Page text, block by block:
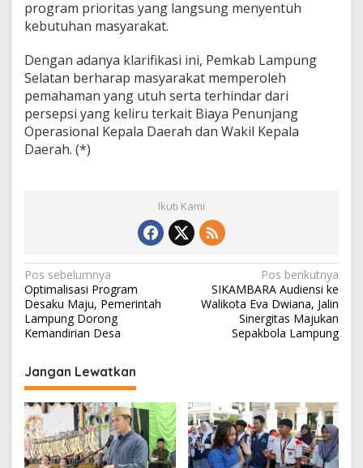
program prioritas yang langsung menyentuh
kebutuhan masyarakat.
Dengan adanya klarifikasi ini, Pemkab Lampung
Selatan berharap masyarakat memperoleh
pemahaman yang utuh serta terhindar dari
persepsi yang keliru terkait Biaya Penunjang
Operasional Kepala Daerah dan Wakil Kepala
Daerah. (*)
Ikuti Kami
N
a
v
i
g
a
s
i
p
Pos sebelumnya
Optimalisasi Program
Desaku Maju, Pemerintah
Lampung Dorong
Kemandirian Desa
Pos berikutnya
SIKAMBARA Audiensi ke
Walikota Eva Dwiana, Jalin
Sinergitas Majukan
Sepakbola Lampung
Jangan Lewatkan